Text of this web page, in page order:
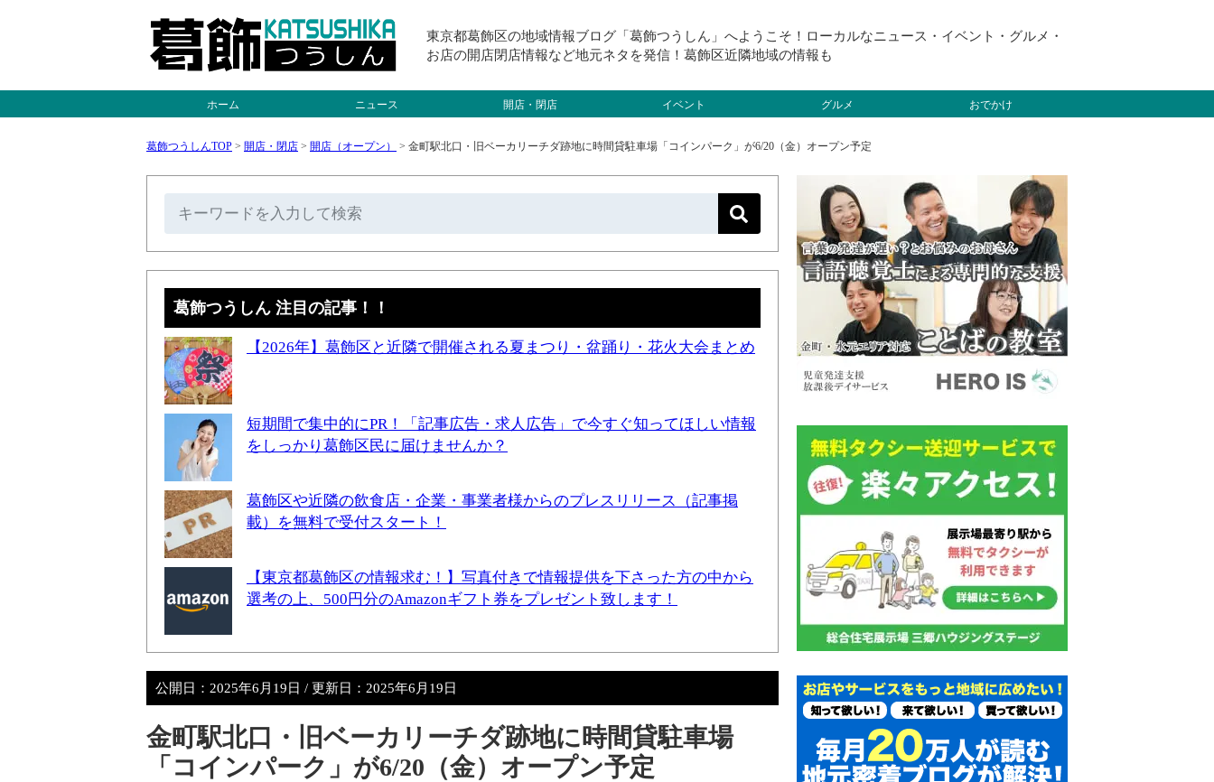
東京都葛飾区の地域情報ブログ「葛飾つうしん」へようこそ！ローカルなニュース・イベント・グルメ・
お店の開店閉店情報など地元ネタを発信！葛飾区近隣地域の情報も
ホーム ニュース 開店・閉店 イベント グルメ おでかけ
葛飾つうしんTOP > 開店・閉店 > 開店（オープン） > 金町駅北口・旧ベーカリーチダ跡地に時間貸駐車場「コインパーク」が6/20（金）オープン予定
葛飾つうしん 注目の記事！！
【2026年】葛飾区と近隣で開催される夏まつり・盆踊り・花火大会まとめ
短期間で集中的にPR！「記事広告・求人広告」で今すぐ知ってほしい情報
をしっかり葛飾区民に届けませんか？
葛飾区や近隣の飲食店・企業・事業者様からのプレスリリース（記事掲
載）を無料で受付スタート！
【東京都葛飾区の情報求む！】写真付きで情報提供を下さった方の中から
選考の上、500円分のAmazonギフト券をプレゼント致します！
公開日： 2025年6月19日 / 更新日： 2025年6月19日
金町駅北口・旧ベーカリーチダ跡地に時間貸駐車場
「コインパーク」が6/20（金）オープン予定